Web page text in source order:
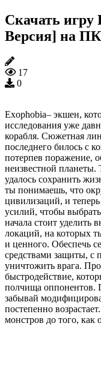
Скачать игру
Версия] на ПК
17
0
Exophobia– экшен,
исследования уже
корабля. Сюжетная
последнего билось с
потерпев поражение,
неизвестной
удалось сохранить
ты понимаешь, что
цивилизаций, и
усилий, чтобы
начала стоит
локаций, на которых
и ценного. Обеспечь
средствами защиты, с
уничтожить врага.
быстродействие,
полчища оппонентов.
забывай
постепенно
монстров до того, как